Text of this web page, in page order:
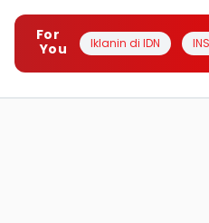
For
You
Iklanin di IDN